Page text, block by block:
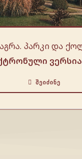
პარკი და
ᲨᲔᲘᲫᲘᲜᲔ